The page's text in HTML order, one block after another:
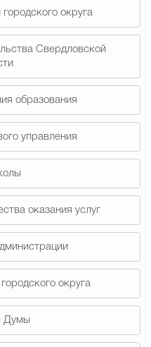
Муниципальные
Счётная палата Городского
Гостям Городского
Общественная
округа
Свердловской
образования
управления
оказания услуг
округа
Думы